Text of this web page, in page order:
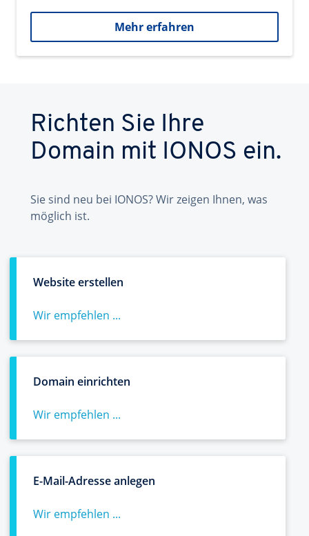
Mehr erfahren
Richten Sie Ihre
Domain mit IONOS ein.
Sie sind neu bei IONOS? Wir zeigen Ihnen, was
möglich ist.
Website erstellen
Wir empfehlen ...
Domain einrichten
Wir empfehlen ...
E-Mail-Adresse anlegen
Wir empfehlen ...